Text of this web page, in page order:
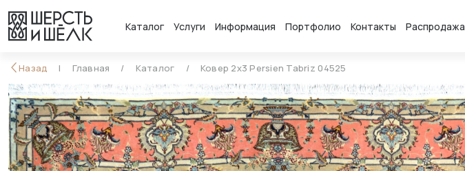
Каталог Услуги Информация Портфолио Контакты Распродажа
Назад Главная Каталог Ковер 2x3 Persien Tabriz 04525